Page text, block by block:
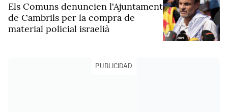
Els Comuns denuncien l'Ajuntament
de Cambrils per la compra de
material policial israelià
PUBLICIDAD